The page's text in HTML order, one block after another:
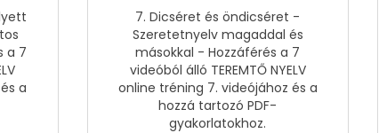
a 7
a
7. Dicséret és öndicséret -
Szeretetnyelv magaddal és
másokkal - Hozzáférés a 7
videóból álló TEREMTŐ NYELV
online tréning 7. videójához és a
hozzá tartozó PDF-
gyakorlatokhoz.